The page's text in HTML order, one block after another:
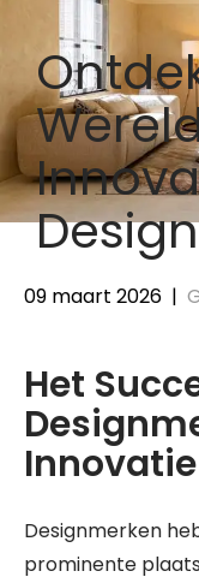
09 maart 2026 |
Het
Innovatie
Designmerken
prominente